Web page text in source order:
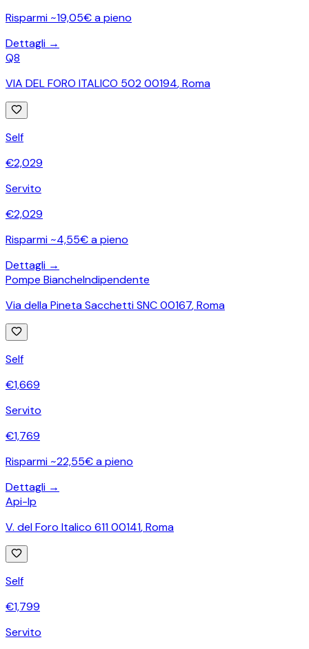
Risparmi ~19,05€ a pieno
Dettagli →
Q8
VIA DEL FORO ITALICO 502 00194,Roma
Self
€2,029
Servito
€2,029
Risparmi ~4,55€ a pieno
Dettagli →
Pompe BiancheIndipendente
Via della Pineta Sacchetti SNC 00167,Roma
Self
€1,669
Servito
€1,769
Risparmi ~22,55€ a pieno
Dettagli →
Api-Ip
V. del Foro Italico 611 00141,Roma
Self
€1,799
Servito